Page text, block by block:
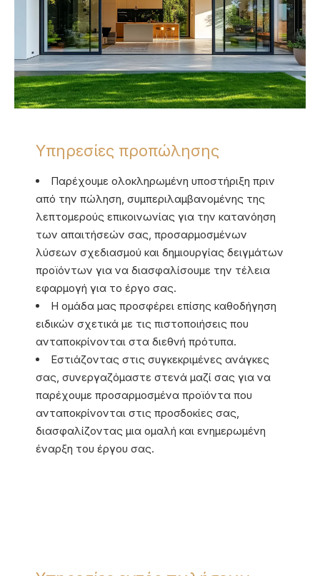
Υπηρεσίες προπώλησης
Παρέχουμε ολοκληρωμένη υποστήριξη πριν
από την πώληση, συμπεριλαμβανομένης της
λεπτομερούς επικοινωνίας για την κατανόηση
των απαιτήσεών σας, προσαρμοσμένων
λύσεων σχεδιασμού και δημιουργίας δειγμάτων
προϊόντων για να διασφαλίσουμε την τέλεια
εφαρμογή για το έργο σας.
Η ομάδα μας προσφέρει επίσης καθοδήγηση
ειδικών σχετικά με τις πιστοποιήσεις που
ανταποκρίνονται στα διεθνή πρότυπα.
Εστιάζοντας στις συγκεκριμένες ανάγκες
σας, συνεργαζόμαστε στενά μαζί σας για να
παρέχουμε προσαρμοσμένα προϊόντα που
ανταποκρίνονται στις προσδοκίες σας,
διασφαλίζοντας μια ομαλή και ενημερωμένη
έναρξη του έργου σας.